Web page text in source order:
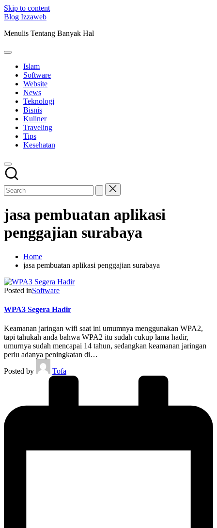
Skip to content
Blog Izzaweb
Menulis Tentang Banyak Hal
Islam
Software
Website
News
Teknologi
Bisnis
Kuliner
Traveling
Tips
Kesehatan
jasa pembuatan aplikasi
penggajian surabaya
Home
jasa pembuatan aplikasi penggajian surabaya
Posted inSoftware
WPA3 Segera Hadir
Keamanan jaringan wifi saat ini umumnya menggunakan WPA2,
tapi tahukah anda bahwa WPA2 itu sudah cukup lama hadir,
umurnya sudah mencapai 14 tahun, sedangkan keamanan jaringan
perlu adanya peningkatan di…
Posted by
Tofa